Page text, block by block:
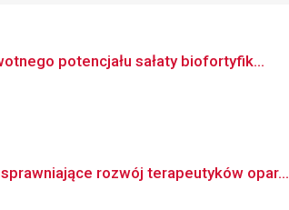
potencjału sałaty biofortyfik...
rozwój terapeutyków opar...